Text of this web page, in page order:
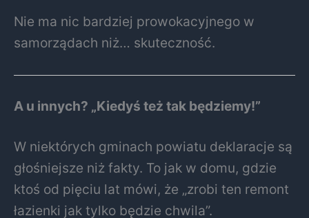
Nie ma nic bardziej prowokacyjnego w
samorządach niż… skuteczność.
A u innych? „Kiedyś też tak będziemy!”
W niektórych gminach powiatu deklaracje są
głośniejsze niż fakty. To jak w domu, gdzie
ktoś od pięciu lat mówi, że „zrobi ten remont
łazienki jak tylko będzie chwila”.